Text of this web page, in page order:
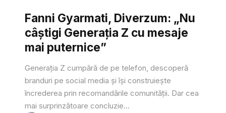
Fanni Gyarmati, Diverzum: „Nu
câștigi Generația Z cu mesaje
mai puternice”
Generația Z cumpără de pe telefon, descoperă
branduri pe social media și își construiește
încrederea prin recomandările comunității. Dar cea
mai surprinzătoare concluzie...